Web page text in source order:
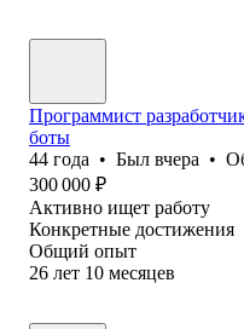
Программист
боты
44 года • Был вчера •
300 000 ₽
Активно ищет работу
Конкретные достижения
Общий опыт
26 лет 10 месяцев